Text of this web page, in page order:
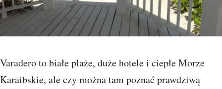
Varadero to białe plaże, duże hotele i ciepłe Morze
Karaibskie, ale czy można tam poznać prawdziwą